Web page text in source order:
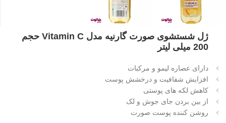
ژل شستشوی صورت گارنیه مدل Vitamin C حجم
200 میلی لیتر
دارای عصاره لیمو و مرکبات
افزایش شفافیت و درخشش پوست
کاهش لکه های پوستی
از بین بردن جای جوش و لک
روشن کننده پوست صورت